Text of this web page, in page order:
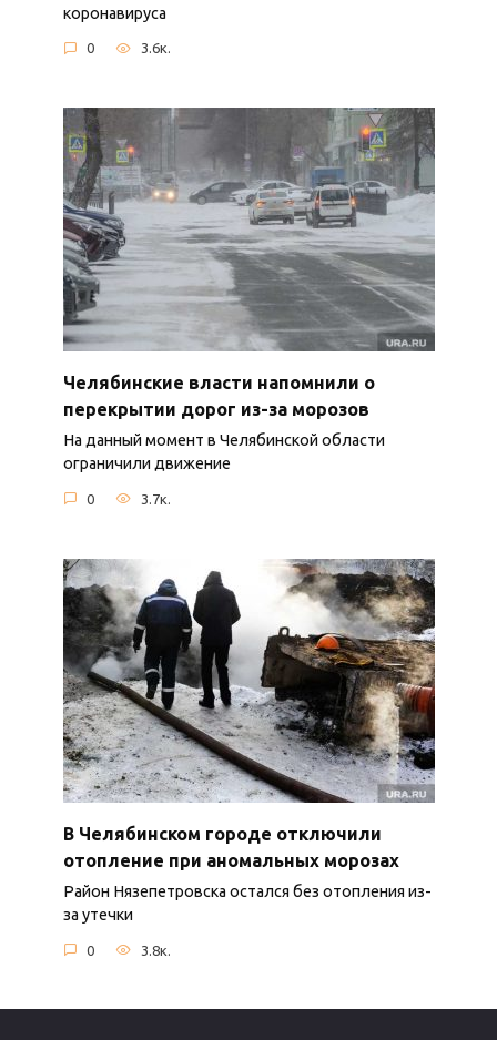
коронавируса
0 3.6к.
Челябинские власти напомнили о
перекрытии дорог из-за морозов
На данный момент в Челябинской области
ограничили движение
0 3.7к.
В Челябинском городе отключили
отопление при аномальных морозах
Район Нязепетровска остался без отопления из-
за утечки
0 3.8к.